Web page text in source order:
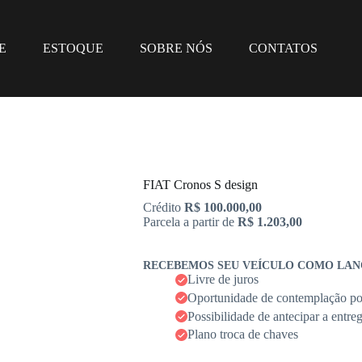
ESTOQUE SOBRE NÓS CONTATOS
FIAT Cronos S design
Crédito R$ 100.000,00
Parcela a partir de R$ 1.203,00
RECEBEMOS SEU VEÍCULO COMO
Livre de juros
Oportunidade de contemplação
Possibilidade de antecipar a
Plano troca de chaves